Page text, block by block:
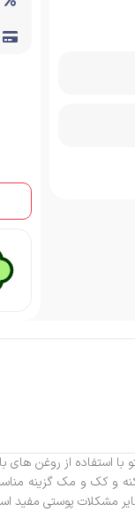
استفاده از روغن های
و مک گزینه
مشکلات پوستی مفید